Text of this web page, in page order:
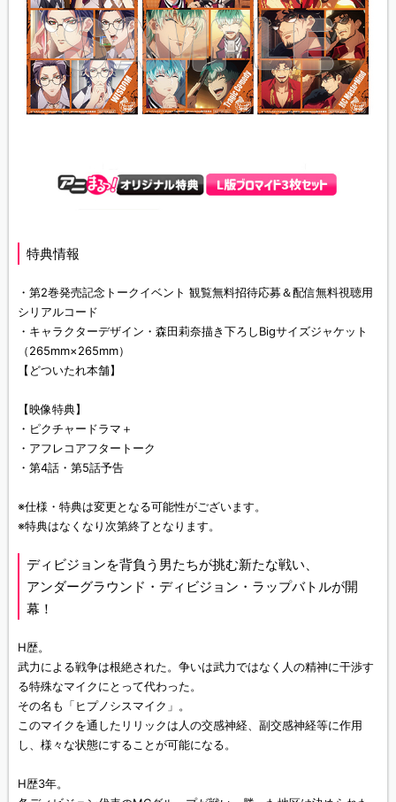
特典情報
・第2巻発売記念トークイベント 観覧無料招待応募＆配信無料視聴用
シリアルコード
・キャラクターデザイン・森田莉奈描き下ろしBigサイズジャケット
（265mm×265mm）
【どついたれ本舗】
【映像特典】
・ピクチャードラマ＋
・アフレコアフタートーク
・第4話・第5話予告
※仕様・特典は変更となる可能性がございます。
※特典はなくなり次第終了となります。
ディビジョンを背負う男たちが挑む新たな戦い、
アンダーグラウンド・ディビジョン・ラップバトルが開
幕！
H歴。
武力による戦争は根絶された。争いは武力ではなく人の精神に干渉す
る特殊なマイクにとって代わった。
その名も「ヒプノシスマイク」。
このマイクを通したリリックは人の交感神経、副交感神経等に作用
し、様々な状態にすることが可能になる。
H歴3年。